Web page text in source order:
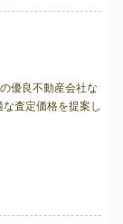
優良不動産会社な
査定価格を提案し